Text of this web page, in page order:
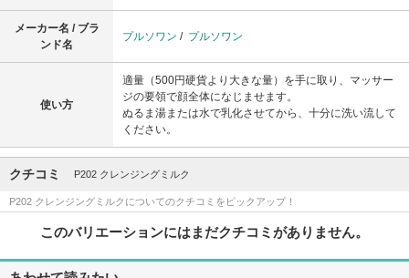
メーカー名 / ブラ
ンド名
プルソワン / プルソワン
使い方
適量（500円硬貨より大きな量）を手に取り、マッサー
ジの要領で顔全体になじませます。
ぬるま湯または水で乳化させてから、十分に洗い流して
ください。
クチコミ P202 クレンジングミルク
P202 クレンジングミルクについてのクチコミをピックアップ！
このバリエーションにはまだクチコミがありません。